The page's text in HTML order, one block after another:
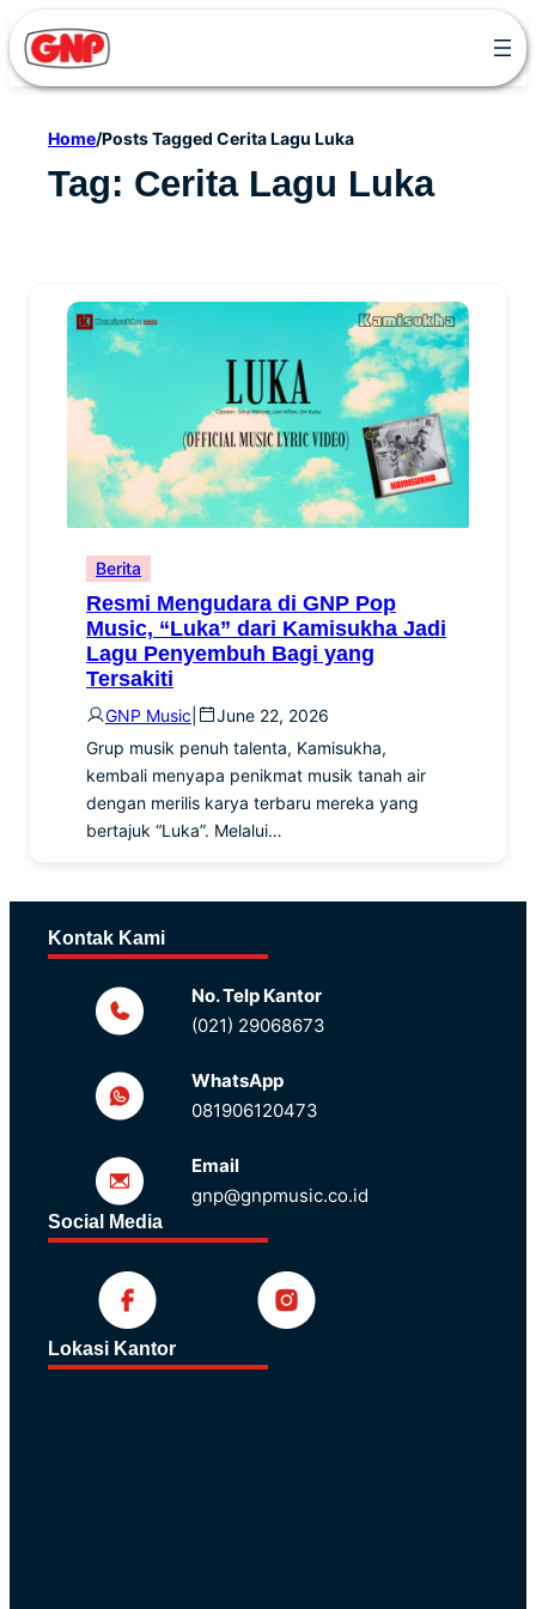
to
content
Home/Posts Tagged Cerita Lagu Luka
Tag: Cerita Lagu Luka
Berita
Resmi Mengudara di GNP Pop
Music, “Luka” dari Kamisukha Jadi
Lagu Penyembuh Bagi yang
Tersakiti
GNP Music
June 22, 2026
Grup musik penuh talenta, Kamisukha,
kembali menyapa penikmat musik tanah air
dengan merilis karya terbaru mereka yang
bertajuk “Luka”. Melalui…
Kontak Kami
No. Telp Kantor
(021) 29068673
WhatsApp
081906120473
Email
gnp@gnpmusic.co.id
Social Media
Lokasi Kantor